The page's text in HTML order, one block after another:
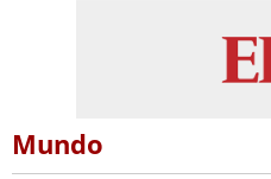
Mundo